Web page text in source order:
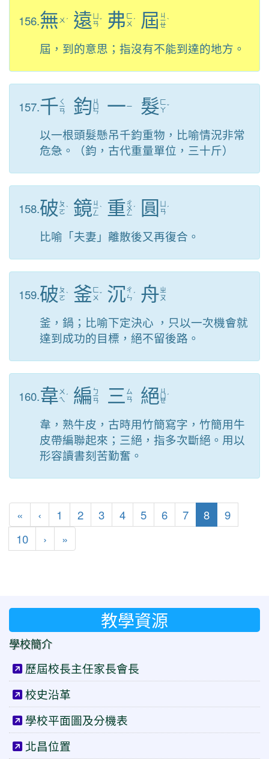
156.無 ㄨ ˊ 遠 ㄢˇ 弗 ㄈ
ㄨ ˊ 屆 ㄐ
ㄧ
ㄝ
ˋ
屆，到的意思；指沒有不能到達的地方。
157.千 ㄑ
ㄧ
ㄢ 鈞 ㄐ
ㄩ
ㄣ 一ㄧ 髮 ㄈ
ㄚˇ
以一根頭髮懸吊千鈞重物，比喻情況非常
危急。（鈞，古代重量單位，三十斤）
158.破 ㄆ
ㄛˋ 鏡 ㄐ
ㄧ
ㄥ
ˋ 重ㄔ
ㄨ
ㄥ
ˊ 圓 ㄢ ˊ
比喻「夫妻」離散後又再復合。
159.破 ㄆ
ㄛˋ 釜 ㄈ
ㄨ ˇ 沉ㄔ
ㄣ ˊ 舟ㄓ
ㄡ
釜，鍋；比喻下定決心 ，只以一次機會就
達到成功的目標，絕不留後路。
160.韋 ㄨ
ㄟ ˊ 編 ㄅ
ㄧ
ㄢ 三 ㄙ
ㄢ
絕 ㄐ
ㄩ
ㄝ
ˊ
韋，熟牛皮，古時用竹簡寫字，竹簡用牛
皮帶編聯起來；三絕，指多次斷絕。用以
形容讀書刻苦勤奮。
« 第一頁
‹ 上一頁
1 2 3 4 5 6 7 8(目前頁次)
9
10
› 下一頁
»
教學資源
學校簡介
歷屆校長主任家長會長
校史沿革
學校平面圖及分機表
北昌位置